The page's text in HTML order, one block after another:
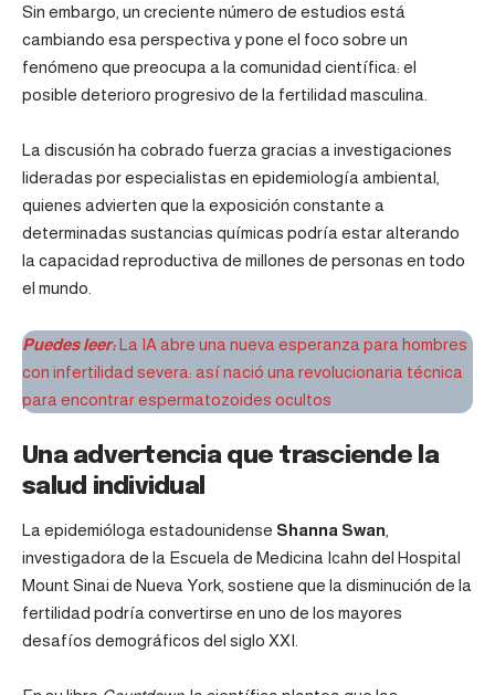
Sin embargo, un creciente número de estudios está
cambiando esa perspectiva y pone el foco sobre un
fenómeno que preocupa a la comunidad científica: el
posible deterioro progresivo de la fertilidad masculina.
La discusión ha cobrado fuerza gracias a investigaciones
lideradas por especialistas en epidemiología ambiental,
quienes advierten que la exposición constante a
determinadas sustancias químicas podría estar alterando
la capacidad reproductiva de millones de personas en todo
el mundo.
Puedes leer:La IA abre una nueva esperanza para hombres
con infertilidad severa: así nació una revolucionaria técnica
para encontrar espermatozoides ocultos
Una advertencia que trasciende la
salud individual
La epidemióloga estadounidense Shanna Swan
investigadora de la Escuela de Medicina Icahn del Hospital
Mount Sinai de Nueva York, sostiene que la disminución de la
fertilidad podría convertirse en uno de los mayores
desafíos demográficos del siglo XXI.